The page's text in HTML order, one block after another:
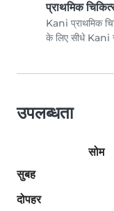
प्राथमिक
Kani प्राथमिक
के लिए सीधे Kani
उपलब्धता
सोम
सुबह
दोपहर